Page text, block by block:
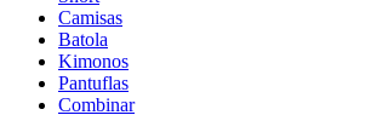
Camisas
Batola
Kimonos
Pantuflas
Combinar